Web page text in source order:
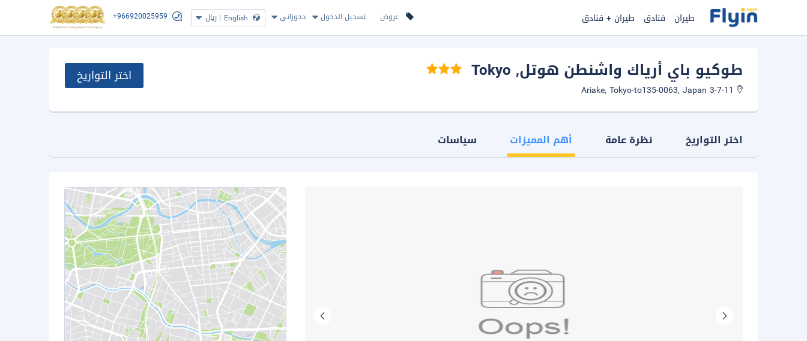
عروض تسجيل الدخول حجوزاتي English
| ريال +966920025959 طيران فنادق طيران + فنادق
طوكيو باي أرياك واشنطن هوتل, Tokyo اختر التواريخ
اختر التواريخ نظرة عامة أهم المميزات سياسات